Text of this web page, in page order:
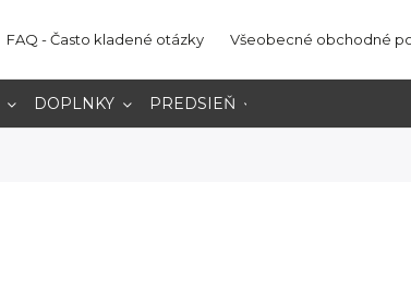
FAQ - Často kladené otázky Všeobecné obchodné
DOPLNKY PREDSIEŇ